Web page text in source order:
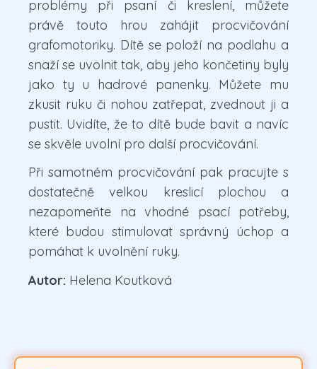
problémy při psaní či kreslení, můžete
právě touto hrou zahájit procvičování
grafomotoriky. Dítě se položí na podlahu a
snaží se uvolnit tak, aby jeho končetiny byly
jako ty u hadrové panenky. Můžete mu
zkusit ruku či nohou zatřepat, zvednout ji a
pustit. Uvidíte, že to dítě bude bavit a navíc
se skvěle uvolní pro další procvičování.
Při samotném procvičování pak pracujte s
dostatečně velkou kreslicí plochou a
nezapomeňte na vhodné psací potřeby,
které budou stimulovat správný úchop a
pomáhat k uvolnění ruky.
Autor: Helena Koutková